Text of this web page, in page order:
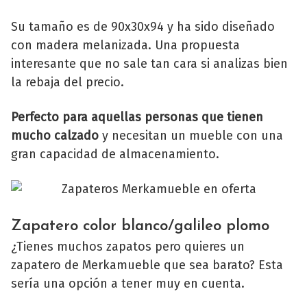
Su tamaño es de 90x30x94 y ha sido diseñado
con madera melanizada. Una propuesta
interesante que no sale tan cara si analizas bien
la rebaja del precio.
Perfecto para aquellas personas que tienen
mucho calzado y necesitan un mueble con una
gran capacidad de almacenamiento.
Zapatero color blanco/galileo plomo
¿Tienes muchos zapatos pero quieres un
zapatero de Merkamueble que sea barato? Esta
sería una opción a tener muy en cuenta.